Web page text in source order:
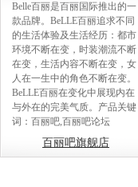
Belle百丽是百丽国际推出的一
款品牌。BeLLE百丽追求不同
的生活体验及生活经历：都市
环境不断在变，时装潮流不断
在变，生活内容不断在变，女
人在一生中的角色不断在变。
BeLLE百丽在变化中展现内在
与外在的完美气质。产品关键
词：百丽吧,百丽吧论坛
百丽吧旗舰店